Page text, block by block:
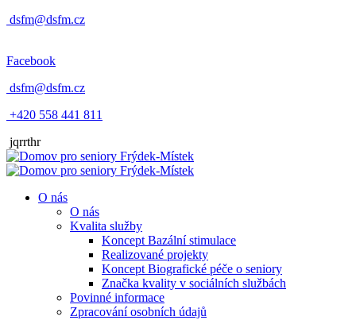
dsfm@dsfm.cz
Facebook
dsfm@dsfm.cz
+420 558 441 811
jqrrthr
O nás
O nás
Kvalita služby
Koncept Bazální stimulace
Realizované projekty
Koncept Biografické péče o seniory
Značka kvality v sociálních službách
Povinné informace
Zpracování osobních údajů